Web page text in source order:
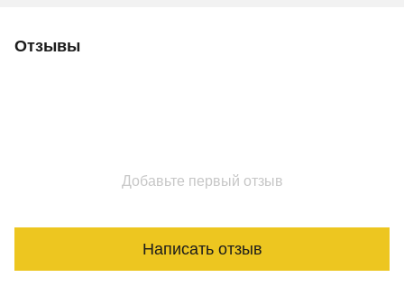
Отзывы
Добавьте первый отзыв
Написать отзыв